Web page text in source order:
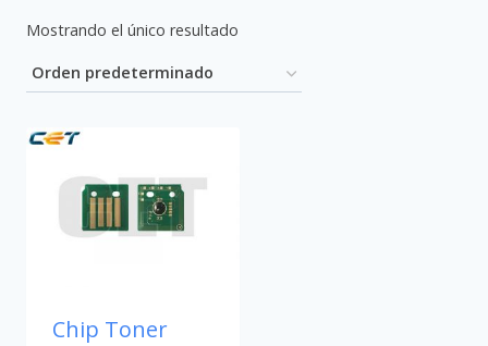
Mostrando el único resultado
Chip Toner